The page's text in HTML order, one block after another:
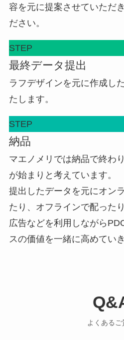
容を元に提案させていただ
ださい。
STEP
最終データ提出
ラフデザインを元に作成し
たします。
STEP
納品
マエノメリでは納品で終わ
が始まりと考えています。
提出したデータを元にオン
たり、オフラインで配った
広告などを利用しながら
スの価値を一緒に高めてい
よくあるご